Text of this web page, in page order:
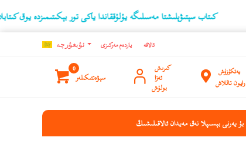
كىتاب سېتىۋېلىشتا مەسىلىگە يۇلۇققاندا ياكى تور بېكىتىمىزدە يوق كىتابلارنىڭ
ئۇيغۇرچه ياردەم مەركىزى ئالاقە
يەتكۈزۈش
رايون تاللاش
كىرىش
ئەزا
بولۇش
0
سېۋەتتىكىلەر
بۇ يەرنى بېسىپلا نەق مەيدان ئالاقىلىشىڭ